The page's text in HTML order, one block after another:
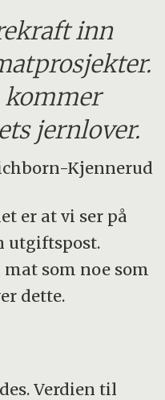
inn
kommer
jernlover.
Kjennerud
er at vi ser på
utgiftspost.
som noe som
dette.
Verdien til